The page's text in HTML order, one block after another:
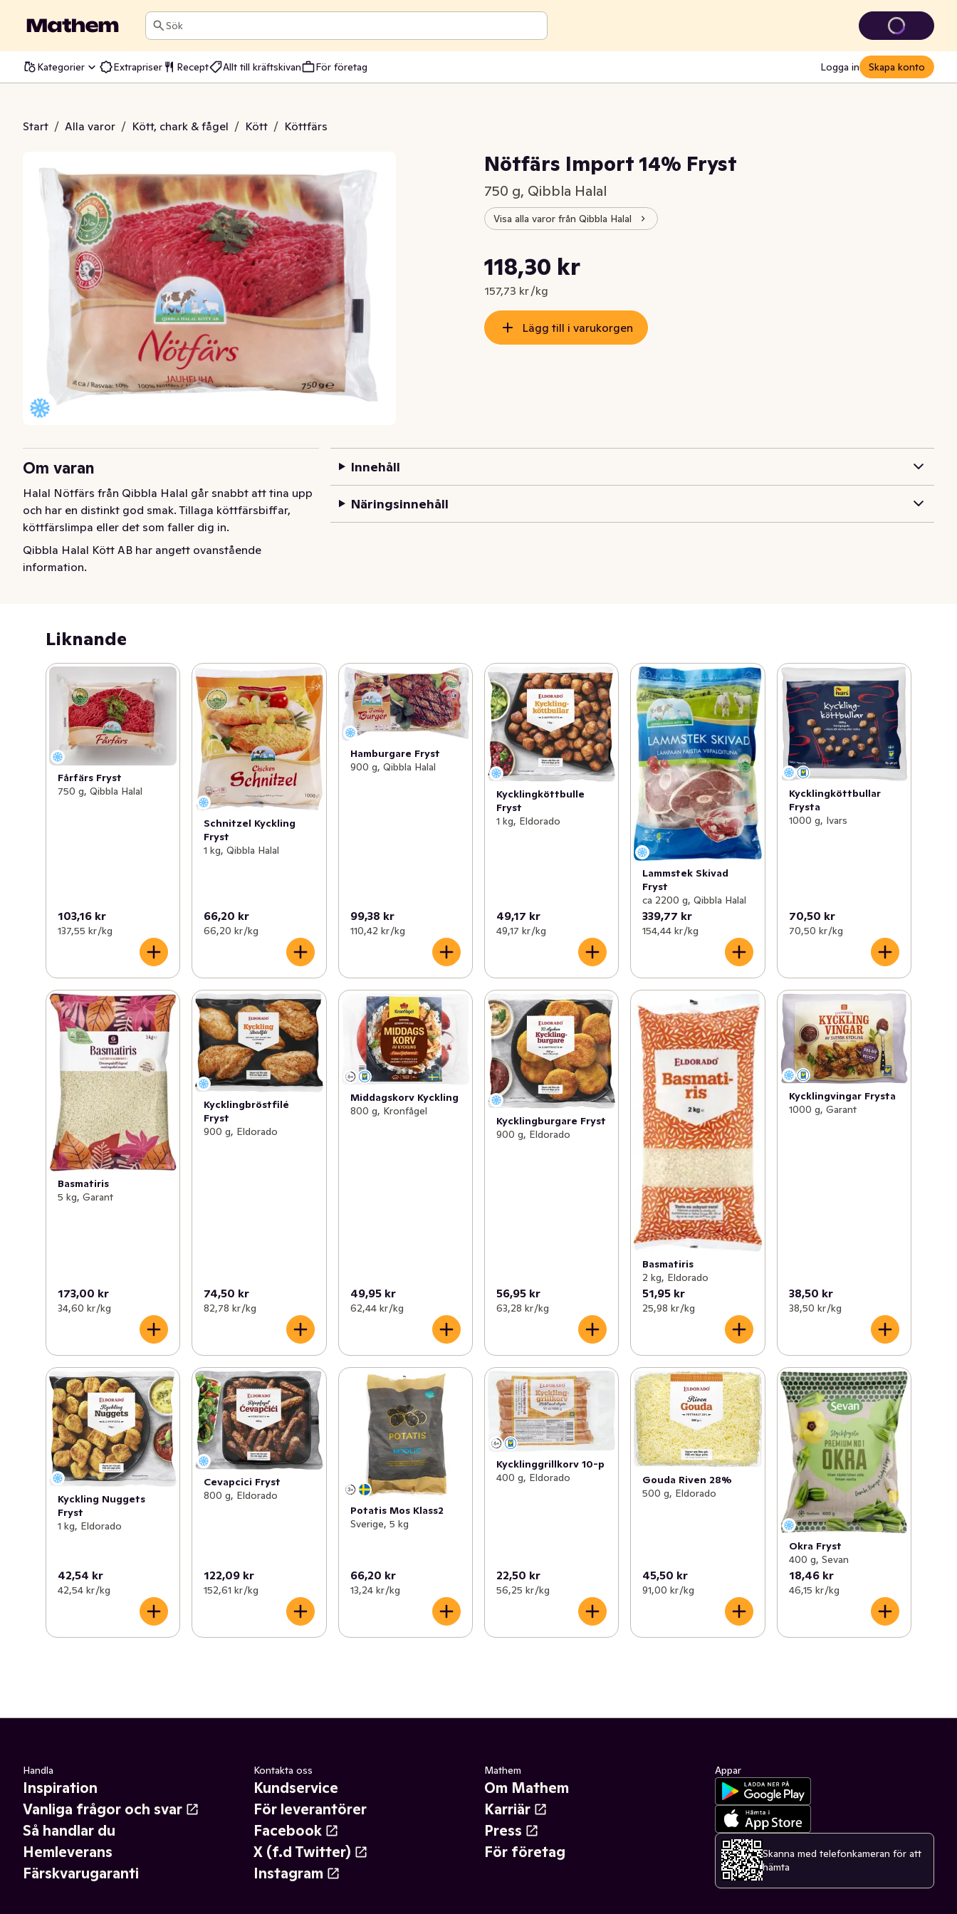
Sök
Kategorier Extrapriser Recept Allt till kräftskivan För företag Logga in Skapa konto
Start / Alla varor / Kött, chark & fågel / Kött / Köttfärs
14% Fryst
Nötfärs Import 14% Fryst
750 g, Qibbla Halal
Visa alla varor från Qibbla Halal
Nuvarande pris är: 118,30 kr
118,30 kr
157,73 kr /kg
Styckpris: 157,73 kr /kg
Lägg till i varukorgen
Om varan
Halal Nötfärs från Qibbla Halal går snabbt att tina upp
och har en distinkt god smak. Tillaga köttfärsbiffar,
köttfärslimpa eller det som faller dig in.
Qibbla Halal Kött AB har angett ovanstående
information.
Innehåll
Näringsinnehåll
Liknande
Fårfärs Fryst
750 g, Qibbla Halal
103,16 kr
137,55 kr /kg
Schnitzel Kyckling
Fryst
1 kg, Qibbla Halal
66,20 kr
66,20 kr /kg
Hamburgare Fryst
900 g, Qibbla Halal
99,38 kr
110,42 kr /kg
Kycklingköttbulle
Fryst
1 kg, Eldorado
49,17 kr
49,17 kr /kg
Lammstek Skivad
Fryst
ca 2200 g, Qibbla Halal
339,77 kr
154,44 kr /kg
Kycklingköttbullar
Frysta
1000 g, Ivars
70,50 kr
70,50 kr /kg
Basmatiris
5 kg, Garant
173,00 kr
34,60 kr /kg
Kycklingbröstfilé
Fryst
900 g, Eldorado
74,50 kr
82,78 kr /kg
Middagskorv Kyckling
800 g, Kronfågel
49,95 kr
62,44 kr /kg
Kycklingburgare Fryst
900 g, Eldorado
56,95 kr
63,28 kr /kg
Basmatiris
2 kg, Eldorado
51,95 kr
25,98 kr /kg
Kycklingvingar Frysta
1000 g, Garant
38,50 kr
38,50 kr /kg
Kyckling Nuggets
Fryst
1 kg, Eldorado
42,54 kr
42,54 kr /kg
Cevapcici Fryst
800 g, Eldorado
122,09 kr
152,61 kr /kg
Potatis Mos Klass2
Sverige, 5 kg
66,20 kr
13,24 kr /kg
Kycklinggrillkorv 10-p
400 g, Eldorado
22,50 kr
56,25 kr /kg
Gouda Riven 28%
500 g, Eldorado
45,50 kr
91,00 kr /kg
Okra Fryst
400 g, Sevan
18,46 kr
46,15 kr /kg
Handla
Inspiration
Vanliga frågor och svar
Så handlar du
Hemleverans
Färskvarugaranti
Kontakta oss
Kundservice
För leverantörer
Facebook
X (f.d Twitter)
Instagram
Mathem
Om Mathem
Karriär
Press
För företag
Appar
Skanna med telefonkameran för att
hämta